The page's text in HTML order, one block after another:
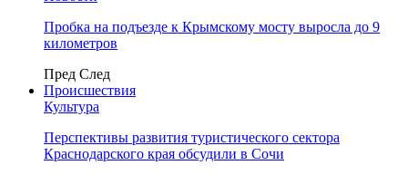
Пробка на подъезде к Крымскому мосту выросла до 9
километров
Пред След
Происшествия
Культура
Перспективы развития туристического сектора
Краснодарского края обсудили в Сочи